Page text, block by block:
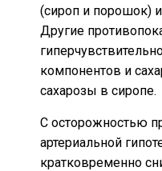
(сироп и порошок)
Другие
компонентов и
сахарозы в сиропе.
С осторожностью
артериальной
кратковременно